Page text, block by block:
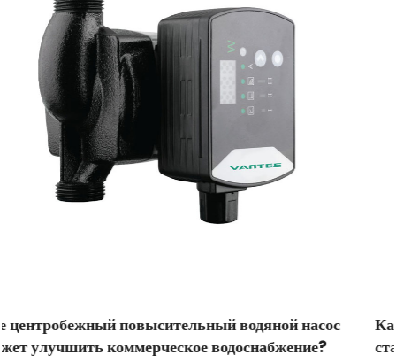
насос
Как центробежный бустерный водяной
стабилизировать переменный расход на